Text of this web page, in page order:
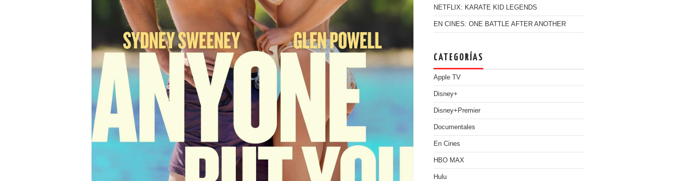
NETFLIX: KARATE KID LEGENDS
EN CINES: ONE BATTLE AFTER ANOTHER
CATEGORÍAS
Apple TV
Disney+
Disney+Premier
Documentales
En Cines
HBO MAX
Hulu